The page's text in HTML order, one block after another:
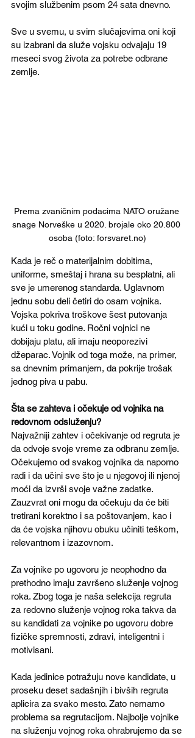
svojim službenim psom 24 sata dnevno.
Sve u svemu, u svim slučajevima oni koji
su izabrani da služe vojsku odvajaju 19
meseci svog života za potrebe odbrane
zemlje.
Prema zvaničnim podacima NATO oružane
snage Norveške u 2020. brojale oko 20.800
osoba (foto: forsvaret.no)
Kada je reč o materijalnim dobitima,
uniforme, smeštaj i hrana su besplatni, ali
sve je umerenog standarda. Uglavnom
jednu sobu deli četiri do osam vojnika.
Vojska pokriva troškove šest putovanja
kući u toku godine. Ročni vojnici ne
dobijaju platu, ali imaju neoporezivi
džeparac. Vojnik od toga može, na primer,
sa dnevnim primanjem, da pokrije trošak
jednog piva u pabu.
Šta se zahteva i očekuje od vojnika na
redovnom odsluženju?
Najvažniji zahtev i očekivanje od regruta je
da odvoje svoje vreme za odbranu zemlje.
Očekujemo od svakog vojnika da naporno
radi i da učini sve što je u njegovoj ili njenoj
moći da izvrši svoje važne zadatke.
Zauzvrat oni mogu da očekuju da će biti
tretirani korektno i sa poštovanjem, kao i
da će vojska njihovu obuku učiniti teškom,
relevantnom i izazovnom.
Za vojnike po ugovoru je neophodno da
prethodno imaju završeno služenje vojnog
roka. Zbog toga je naša selekcija regruta
za redovno služenje vojnog roka takva da
su kandidati za vojnike po ugovoru dobre
fizičke spremnosti, zdravi, inteligentni i
motivisani.
Kada jedinice potražuju nove kandidate, u
proseku deset sadašnjih i bivših regruta
aplicira za svako mesto. Zato nemamo
problema sa regrutacijom. Najbolje vojnike
na služenju vojnog roka ohrabrujemo da se